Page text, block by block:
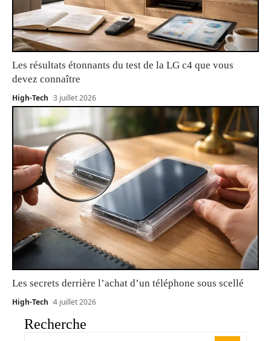
Les résultats étonnants du test de la LG c4 que vous
devez connaître
High-Tech 3 juillet 2026
Les secrets derrière l’achat d’un téléphone sous scellé
High-Tech 4 juillet 2026
Recherche